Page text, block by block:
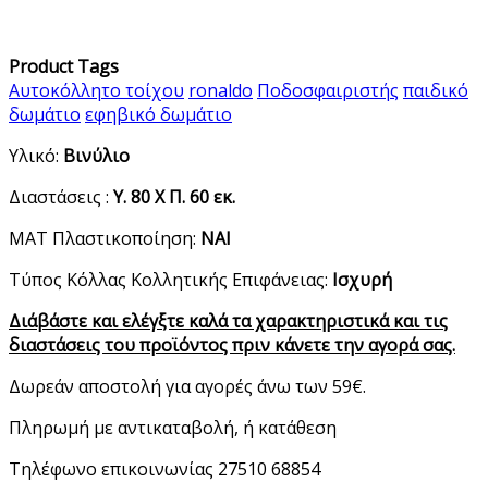
Product Tags
Αυτοκόλλητο τοίχου ronaldo Ποδοσφαιριστής παιδικό
δωμάτιο εφηβικό δωμάτιο
Υλικό: Βινύλιο
Διαστάσεις : Υ. 80 Χ Π. 60 εκ.
ΜΑΤ Πλαστικοποίηση: ΝΑΙ
Τύπος Κόλλας Κολλητικής Επιφάνειας: Ισχυρή
Διάβάστε και ελέγξτε καλά τα χαρακτηριστικά και τις
διαστάσεις του προϊόντος πριν κάνετε την αγορά σας.
Δωρεάν αποστολή για αγορές άνω των 59€.
Πληρωμή με αντικαταβολή, ή κατάθεση
Τηλέφωνο επικοινωνίας 27510 68854